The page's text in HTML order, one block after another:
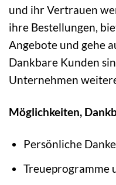
und ihr Vertrauen
ihre Bestellungen,
Angebote und gehe
Dankbare Kunden
Unternehmen
Möglichkeiten,
Persönliche
Treueprogramme